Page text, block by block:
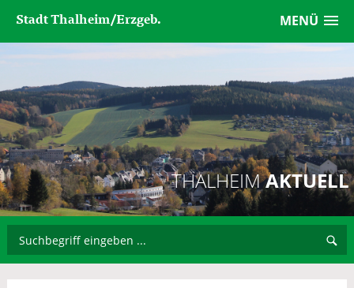
MENÜ
Stadt Thalheim/Erzgeb.
THALHEIMAKTUELL